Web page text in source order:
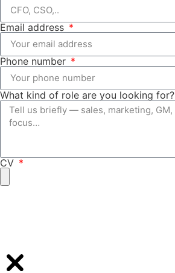
Email address
Phone number
What kind of role are you looking for?
CV